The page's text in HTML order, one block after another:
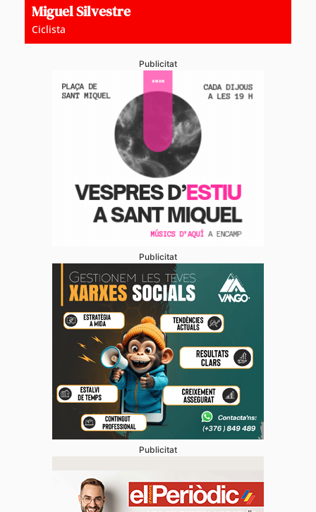
Miguel Silvestre
Ciclista
Publicitat
Publicitat
Publicitat